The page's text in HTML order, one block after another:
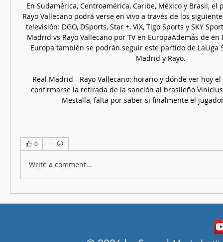
En Sudamérica, Centroamérica, Caribe, México y Brasil, el
Rayo Vallecano podrá verse en vivo a través de los
televisión: DGO, DSports, Star +, ViX, Tigo Sports y SKY
Madrid vs Rayo Vallecano por TV en EuropaAdemás de
Europa también se podrán seguir este partido de LaLiga
Madrid y Rayo.
Real Madrid - Rayo Vallecano: horario y dónde ver hoy
confirmarse la retirada de la sanción al brasileño
Mestalla, falta por saber si finalmente el
0
Write a comment...